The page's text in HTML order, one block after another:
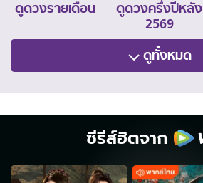
ดูดวงรายเดือน
ดูดวงครึ่งปีหลัง
2569
ดูทั้งหมด
ซีรีส์ฮิตจาก